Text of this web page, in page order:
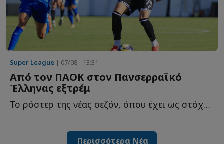
Super League | 07/08 - 13:31
Από τον ΠΑΟΚ στον Πανσερραϊκό
Έλληνας εξτρέμ
Το ρόστερ της νέας σεζόν, όπου έχει ως στόχο την άμεση ε...
Περισσότερα Νέα